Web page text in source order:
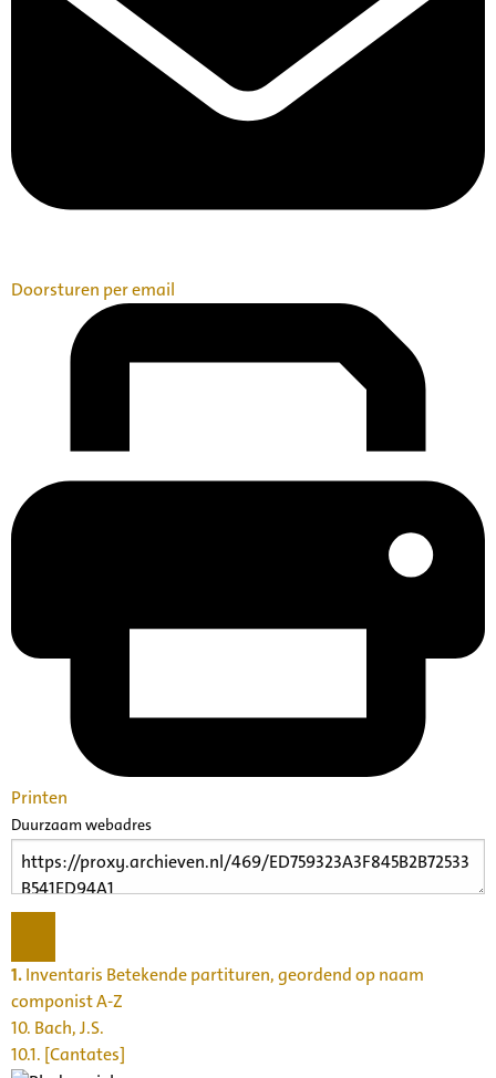
Doorsturen per email
Printen
Duurzaam webadres
1.Inventaris Betekende partituren, geordend op naam
componist A-Z
10. Bach, J.S.
10.1. [Cantates]